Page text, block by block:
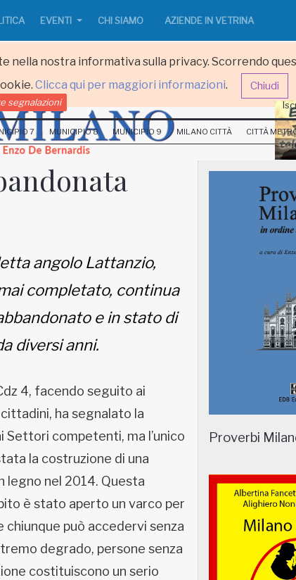
nostra informativa sulla privacy. Scorrendo
Clicca qui per maggiori informazioni. Chiudi
EVENTI CHI SIAMO AZIENDE IN VETRINA
segnalazioni
7 MUNICIPIO 8 MUNICIPIO 9 MILANO CITTÀ CITTÀ
angolo Lattanzio,
completato, continua
e in stato di
diversi anni.
4, facendo seguito ai
ha segnalato la
Settori competenti, ma l’unico
la costruzione di una
legno nel 2014. Questa
è stato aperto un varco per
può accedervi senza
degrado, persone senza
costituiscono un serio
Proverbi